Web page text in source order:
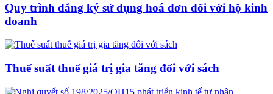
Quy trình đăng ký sử dụng hoá đơn đối với hộ kinh
doanh
Thuế suất thuế giá trị gia tăng đối với sách